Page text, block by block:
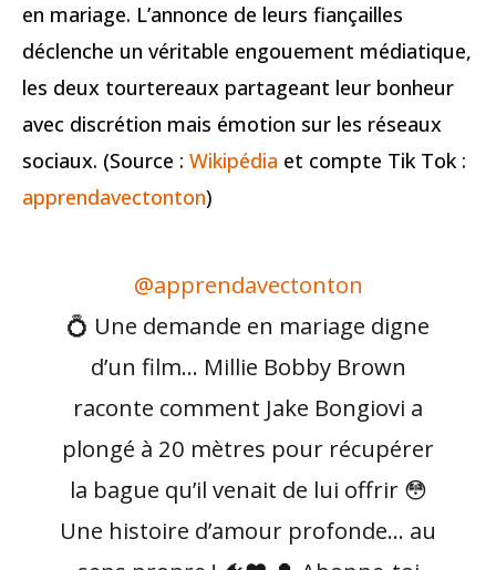
en mariage. L’annonce de leurs fiançailles
déclenche un véritable engouement médiatique,
les deux tourtereaux partageant leur bonheur
avec discrétion mais émotion sur les réseaux
sociaux. (Source : Wikipédia et compte Tik Tok :
apprendavectonton)
@apprendavectonton
💍 Une demande en mariage digne
d’un film… Millie Bobby Brown
raconte comment Jake Bongiovi a
plongé à 20 mètres pour récupérer
la bague qu’il venait de lui offrir 😳
Une histoire d’amour profonde… au